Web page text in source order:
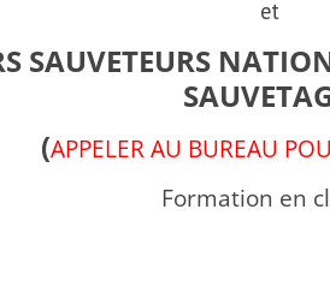
et
SAUVETEURS
(APPELER AU BUREAU
Formation en